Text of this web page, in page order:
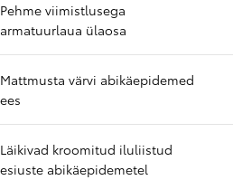
Pehme viimistlusega
armatuurlaua ülaosa
Mattmusta värvi abikäepidemed
ees
Läikivad kroomitud iluliistud
esiuste abikäepidemetel